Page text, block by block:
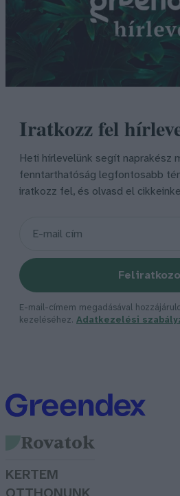
Iratkozz fel
Heti hírlevelünk segít naprakész
fenntarthatóság legfontosabb
iratkozz fel, és olvasd el
E-mail-címem megadásával
kezeléséhez. Adatkezelési
Rovatok
KERTEM